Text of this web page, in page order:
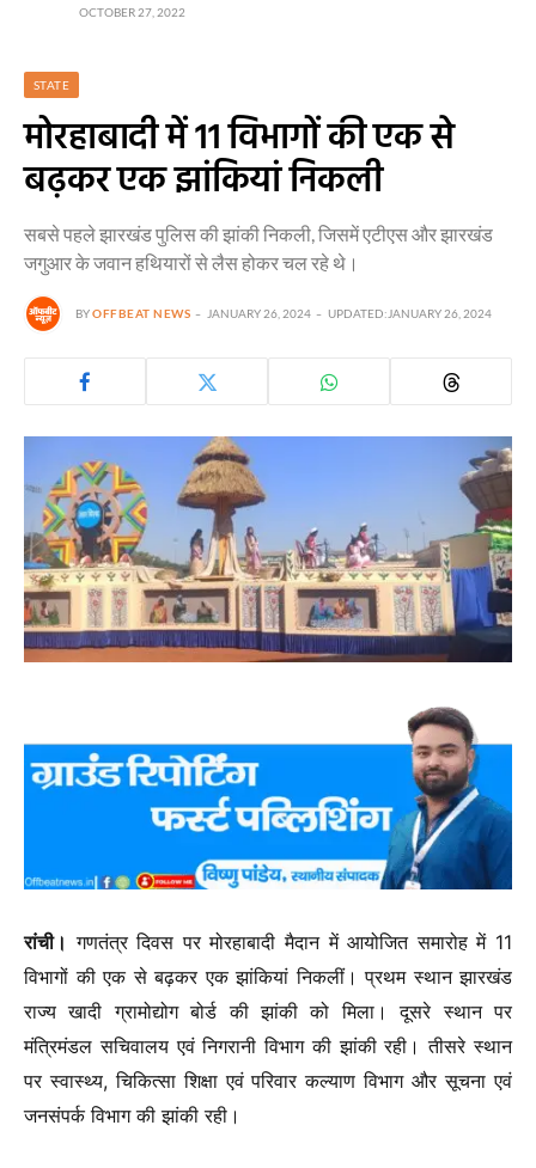
OCTOBER 27, 2022
STATE
मोरहाबादी में 11 विभागों की एक से
बढ़कर एक झांकियां निकली
सबसे पहले झारखंड पुलिस की झांकी निकली, जिसमें एटीएस और झारखंड
जगुआर के जवान हथियारों से लैस होकर चल रहे थे।
BYOFFBEAT NEWS JANUARY 26, 2024 UPDATED: JANUARY 26, 2024
रांची। गणतंत्र दिवस पर मोरहाबादी मैदान में आयोजित समारोह में 11
विभागों की एक से बढ़कर एक झांकियां निकलीं। प्रथम स्थान झारखंड
राज्य खादी ग्रामोद्योग बोर्ड की झांकी को मिला। दूसरे स्थान पर
मंत्रिमंडल सचिवालय एवं निगरानी विभाग की झांकी रही। तीसरे स्थान
पर स्वास्थ्य, चिकित्सा शिक्षा एवं परिवार कल्याण विभाग और सूचना एवं
जनसंपर्क विभाग की झांकी रही।